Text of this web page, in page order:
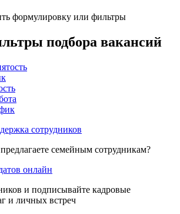
формулировку или фильтры
подбора вакансий
сотрудников
семейным сотрудникам?
онлайн
и подписывайте кадровые
и личных встреч